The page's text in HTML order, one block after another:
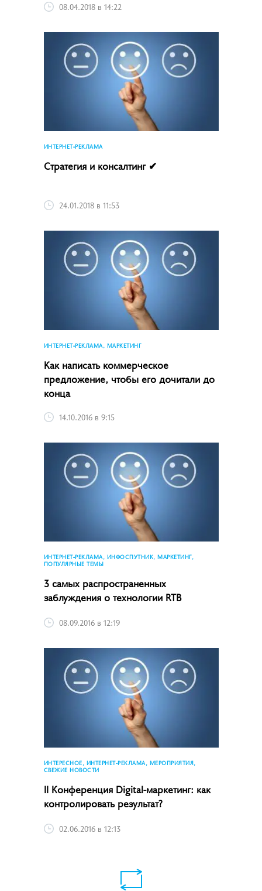
08.04.2018 в 14:22
ИНТЕРНЕТ-РЕКЛАМА
Стратегия и консалтинг ✔
24.01.2018 в 11:53
ИНТЕРНЕТ-РЕКЛАМА, МАРКЕТИНГ
Как написать коммерческое
предложение, чтобы его дочитали до
конца
14.10.2016 в 9:15
ИНТЕРНЕТ-РЕКЛАМА, ИНФОСПУТНИК, МАРКЕТИНГ,
ПОПУЛЯРНЫЕ ТЕМЫ
3 самых распространенных
заблуждения о технологии RTB
08.09.2016 в 12:19
ИНТЕРЕСНОЕ, ИНТЕРНЕТ-РЕКЛАМА, МЕРОПРИЯТИЯ,
СВЕЖИЕ НОВОСТИ
II Конференция Digital-маркетинг: как
контролировать результат?
02.06.2016 в 12:13